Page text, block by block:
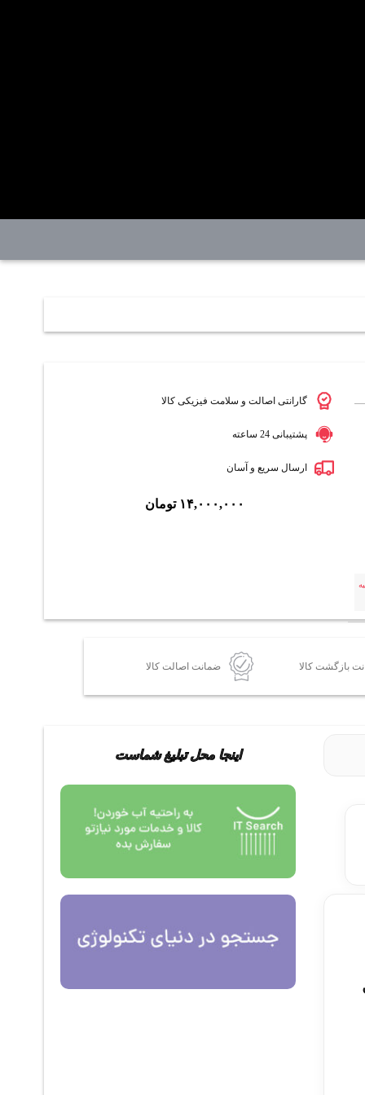
گارانتی اصالت و سلامت فیزیکی کالا
پشتیبانی 24 ساعته
ارسال سریع و آسان
۱۴,۰۰۰,۰۰۰ تومان
ضمانت اصالت کالا
اینجا محل تبلیغ شماست